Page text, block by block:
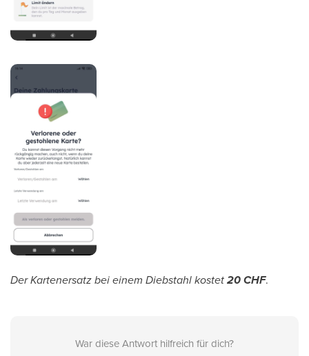
Der Kartenersatz bei einem Diebstahl kostet20 CHF.
War diese Antwort hilfreich für dich?